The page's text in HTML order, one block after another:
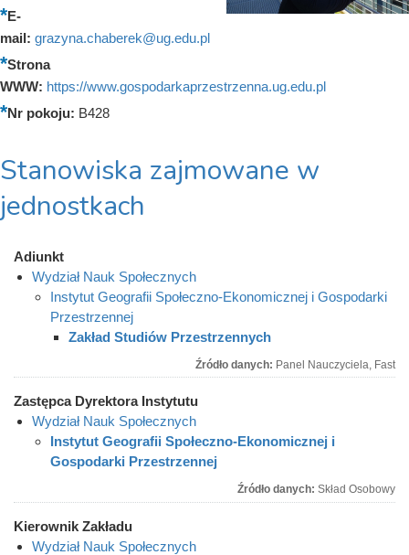
E-
mail: grazyna.chaberek@ug.edu.pl
Strona
WWW: https://www.gospodarkaprzestrzenna.ug.edu.pl
Nr pokoju: B428
Stanowiska zajmowane w
jednostkach
Adiunkt
Wydział Nauk Społecznych
Instytut Geografii Społeczno-Ekonomicznej i Gospodarki
Przestrzennej
Zakład Studiów Przestrzennych
Źródło danych: Panel Nauczyciela, Fast
Zastępca Dyrektora Instytutu
Wydział Nauk Społecznych
Instytut Geografii Społeczno-Ekonomicznej i
Gospodarki Przestrzennej
Źródło danych: Skład Osobowy
Kierownik Zakładu
Wydział Nauk Społecznych